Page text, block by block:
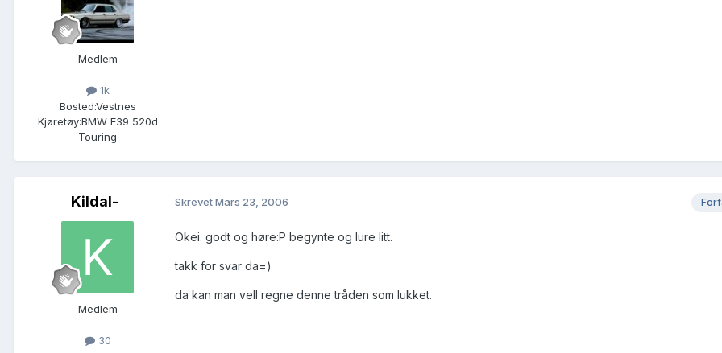
Medlem
1k
Bosted:Vestnes
Kjøretøy:BMW E39 520d
Touring
Kildal-
Medlem
30
SkrevetMars 23, 2006
Okei. godt og høre:P begynte og lure litt.
takk for svar da=)
da kan man vell regne denne tråden som lukket.